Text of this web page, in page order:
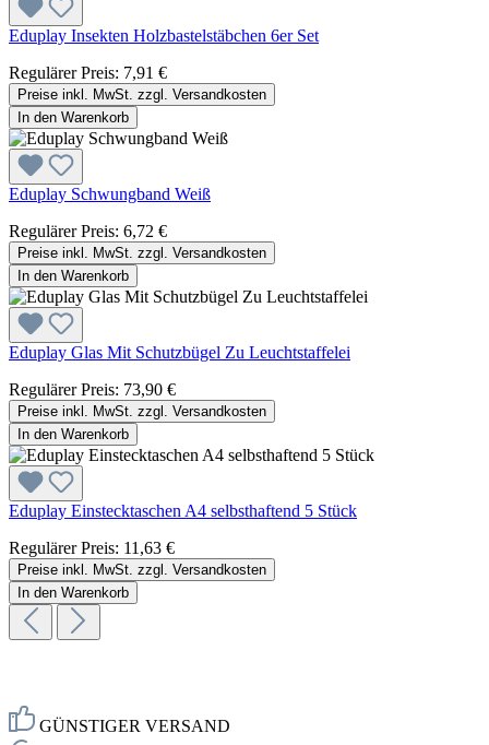
Eduplay Insekten Holzbastelstäbchen 6er Set
Regulärer Preis: 7,91 €
Preise inkl. MwSt. zzgl. Versandkosten
In den Warenkorb
Eduplay Schwungband Weiß
Regulärer Preis: 6,72 €
Preise inkl. MwSt. zzgl. Versandkosten
In den Warenkorb
Eduplay Glas Mit Schutzbügel Zu Leuchtstaffelei
Regulärer Preis: 73,90 €
Preise inkl. MwSt. zzgl. Versandkosten
In den Warenkorb
Eduplay Einstecktaschen A4 selbsthaftend 5 Stück
Regulärer Preis: 11,63 €
Preise inkl. MwSt. zzgl. Versandkosten
In den Warenkorb
GÜNSTIGER VERSAND